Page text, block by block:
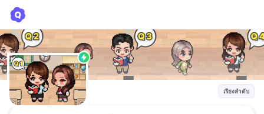
เรียงลำดับ